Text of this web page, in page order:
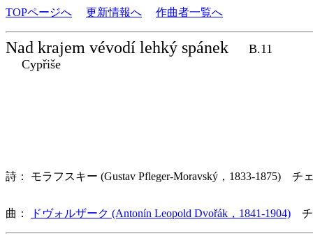
TOPページへ 更新情報へ 作曲者一覧へ
Nad krajem vévodí lehký spánek
B.11
Cypřiše
詩： モラフスキー (Gustav Pfleger-Moravský，1833-1875) チ
曲： ドヴォルザーク (Antonín Leopold Dvořák，1841-1904) チ